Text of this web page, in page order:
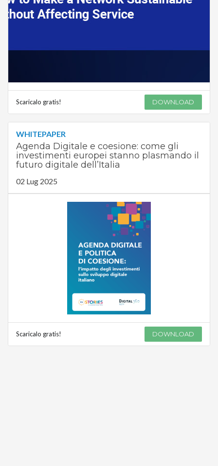
Scaricalo gratis! DOWNLOAD
WHITEPAPER
Agenda Digitale e coesione: come gli
investimenti europei stanno plasmando il
futuro digitale dell’Italia
02 Lug 2025
Scaricalo gratis! DOWNLOAD